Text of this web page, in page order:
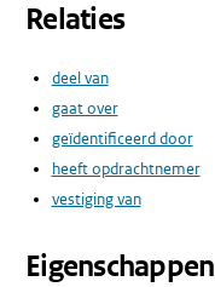
Relaties
deel van
gaat over
geïdentificeerd door
heeft opdrachtnemer
vestiging van
Eigenschappen